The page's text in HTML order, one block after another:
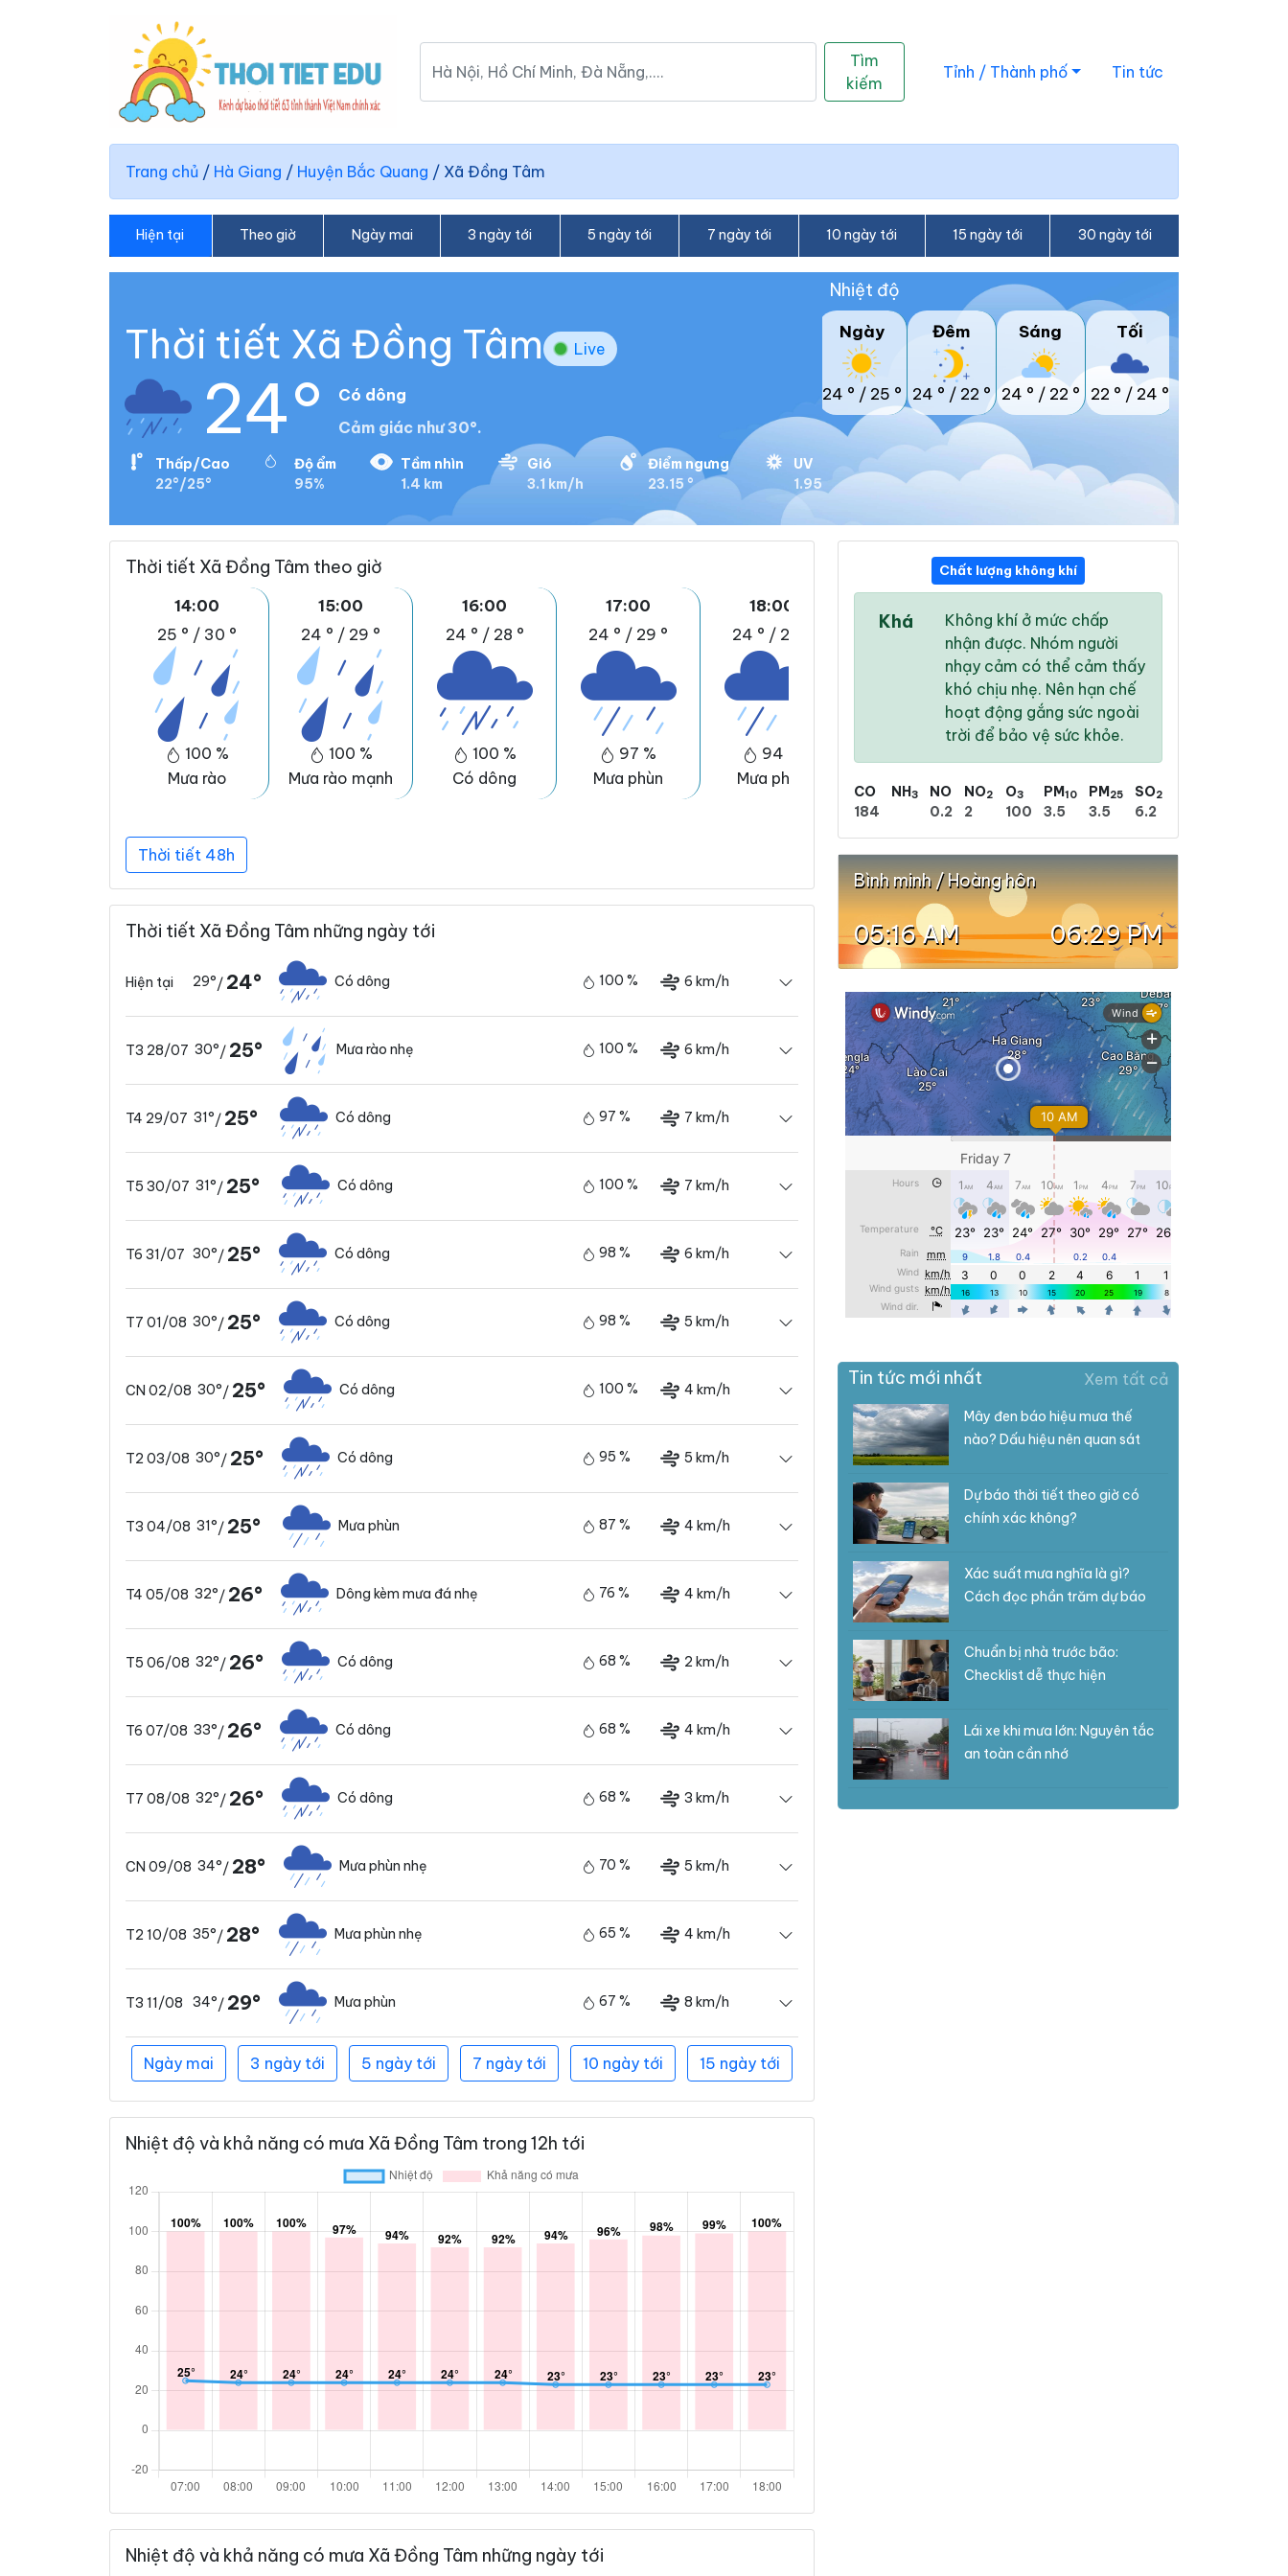
Tìm
kiếm
Tỉnh / Thành phố Tin tức
Trang chủ / Hà Giang / Huyện Bắc Quang / Xã Đồng Tâm
Hiện tại Theo giờ Ngày mai 3 ngày tới 5 ngày tới 7 ngày tới 10 ngày tới 15 ngày tới 30 ngày tới
Thời tiết Xã Đồng Tâm Live
24°
Có dông
Cảm giác như 30°.
Thấp/Cao
22°/25°
Độ ẩm
95%
Tầm nhìn
1.4 km
Gió
3.1 km/h
Điểm ngưng
23.15 °
UV
1.95
Nhiệt độ
Ngày
24 ° / 25 °
Đêm
24 ° / 22 °
Sáng
24 ° / 22 °
Tối
22 ° / 24 °
Thời tiết Xã Đồng Tâm theo giờ
14:00
25 ° / 30 °
100 %
Mưa rào
15:00
24 ° / 29 °
100 %
Mưa rào mạnh
16:00
24 ° / 28 °
100 %
Có dông
17:00
24 ° / 29 °
97 %
Mưa phùn
18:00
24 ° / 29 °
94 %
Mưa phùn
24 °/ 29 °
24 ° /
Thời tiết 48h
Thời tiết Xã Đồng Tâm những ngày tới
Hiện tại 29°/ 24° Có dông 100 % 6 km/h
T3 28/07 30°/ 25° Mưa rào nhẹ 100 % 6 km/h
T4 29/07 31°/ 25° Có dông 97 % 7 km/h
T5 30/07 31°/ 25° Có dông 100 % 7 km/h
T6 31/07 30°/ 25° Có dông 98 % 6 km/h
T7 01/08 30°/ 25° Có dông 98 % 5 km/h
CN 02/08 30°/ 25° Có dông 100 % 4 km/h
T2 03/08 30°/ 25° Có dông 95 % 5 km/h
T3 04/08 31°/ 25° Mưa phùn 87 % 4 km/h
T4 05/08 32°/ 26° Dông kèm mưa đá nhẹ 76 % 4 km/h
T5 06/08 32°/ 26° Có dông 68 % 2 km/h
T6 07/08 33°/ 26° Có dông 68 % 4 km/h
T7 08/08 32°/ 26° Có dông 68 % 3 km/h
CN 09/08 34°/ 28° Mưa phùn nhẹ 70 % 5 km/h
T2 10/08 35°/ 28° Mưa phùn nhẹ 65 % 4 km/h
T3 11/08 34°/ 29° Mưa phùn 67 % 8 km/h
Ngày mai 3 ngày tới 5 ngày tới 7 ngày tới 10 ngày tới 15 ngày tới
Nhiệt độ và khả năng có mưa Xã Đồng Tâm trong 12h tới
Nhiệt độ và khả năng có mưa Xã Đồng Tâm những ngày tới
Chất lượng không khí
Khá
Không khí ở mức chấp
nhận được. Nhóm người
nhạy cảm có thể cảm thấy
khó chịu nhẹ. Nên hạn chế
hoạt động gắng sức ngoài
trời để bảo vệ sức khỏe.
CO
184
NH3
NO
0.2
NO2
2
O3
100
PM10
3.5
PM25
3.5
SO2
6.2
Bình minh / Hoàng hôn
05:16 AM 06:29 PM
Tin tức mới nhất Xem tất cả
Mây đen báo hiệu mưa thế
nào? Dấu hiệu nên quan sát
Dự báo thời tiết theo giờ có
chính xác không?
Xác suất mưa nghĩa là gì?
Cách đọc phần trăm dự báo
Chuẩn bị nhà trước bão:
Checklist dễ thực hiện
Lái xe khi mưa lớn: Nguyên tắc
an toàn cần nhớ